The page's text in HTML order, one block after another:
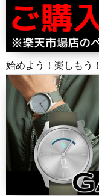
始めよう！楽しもう